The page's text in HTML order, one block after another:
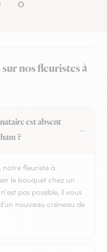
nos fleuristes à
est absent
?
notre fleuriste à
le bouquet chez un
pas possible, il vous
nouveau créneau de